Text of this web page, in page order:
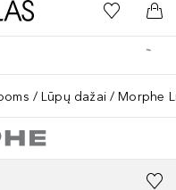
Į Douglas pagrindinį
Į mano
Į
Lūpų dažai Morphe